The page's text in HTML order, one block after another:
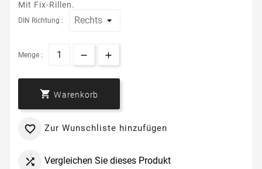
Mit Fix-Rillen.
DIN Richtung :
Menge :
 Warenkorb
 Zur Wunschliste hinzufügen
 Vergleichen Sie dieses Produkt